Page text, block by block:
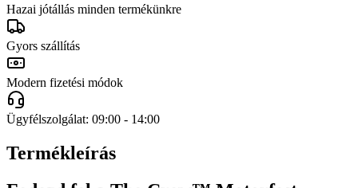
Hazai jótállás minden termékünkre
Gyors szállítás
Modern fizetési módok
Ügyfélszolgálat: 09:00 - 14:00
Termékleírás